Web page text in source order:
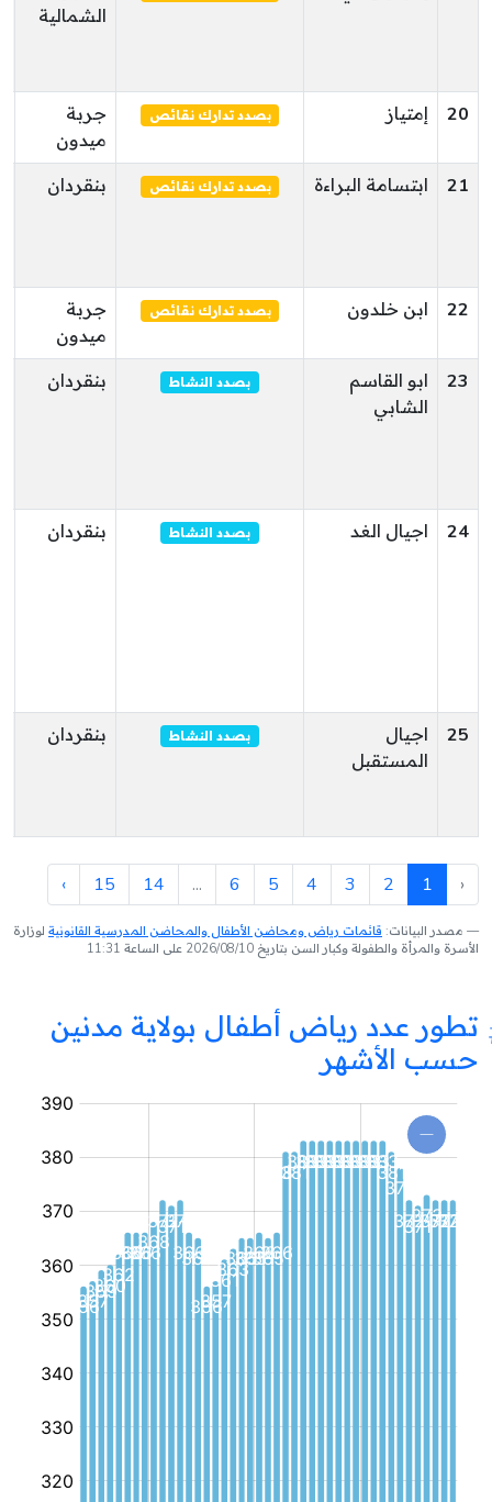
الشمالية
20
إمتياز بصدد تدارك نقائص
جربة
ميدون
21
ابتسامة البراءة بصدد تدارك نقائص بنقردان
22
ابن خلدون بصدد تدارك نقائص
جربة
ميدون
23
ابو القاسم
الشابي
بصدد النشاط بنقردان
24
اجيال الغد بصدد النشاط بنقردان
25
اجيال
المستقبل
بصدد النشاط
بنقردان
‹
1
2
3
4
5
6
...
14
15
›
مصدر البيانات: قائمات رياض ومحاضن الأطفال والمحاضن المدرسية القانونية لوزارة
الأسرة والمرأة والطفولة وكبار السن بتاريخ 2026/08/10 على الساعة 11:31
تطور عدد رياض أطفال بولاية مدنين
حسب الأشهر
روضة